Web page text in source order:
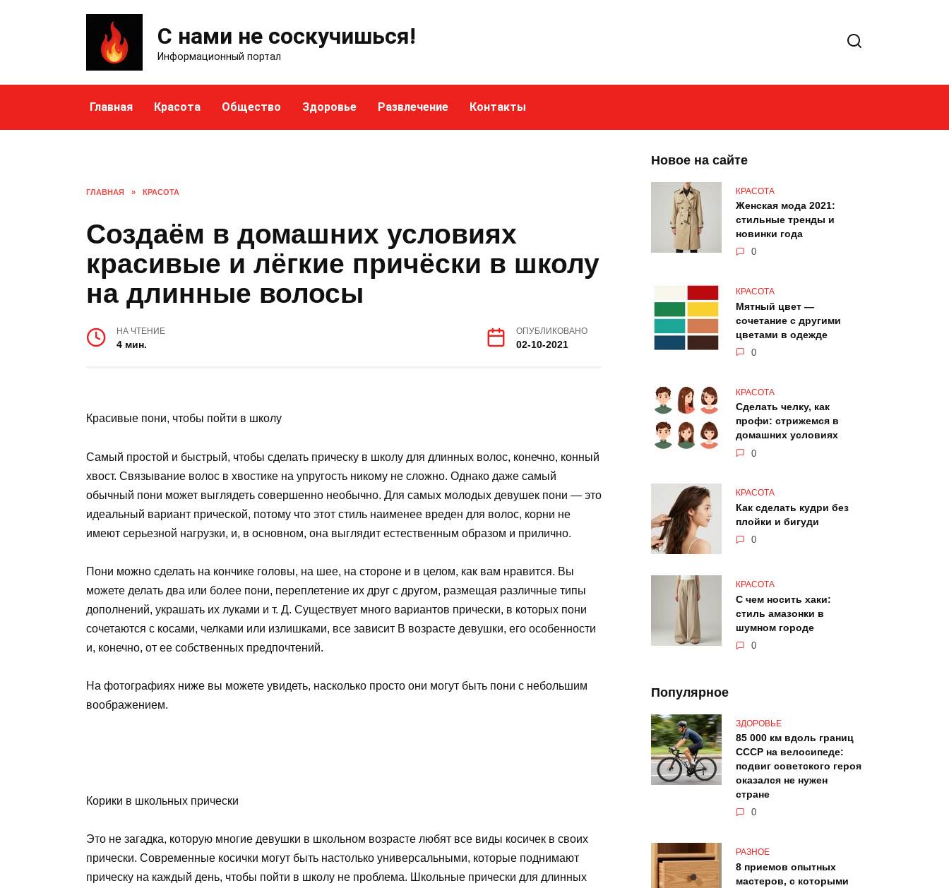
С нами не соскучишься!
Информационный портал
Главная Красота Общество Здоровье Развлечение Контакты
ГЛАВНАЯ » КРАСОТА
Создаём в домашних условиях
красивые и лёгкие причёски в школу
на длинные волосы
НА ЧТЕНИЕ
4 мин.
ОПУБЛИКОВАНО
02-10-2021
Красивые пони, чтобы пойти в школу
Самый простой и быстрый, чтобы сделать прическу в школу для длинных волос, конечно, конный
хвост. Связывание волос в хвостике на упругость никому не сложно. Однако даже самый
обычный пони может выглядеть совершенно необычно. Для самых молодых девушек пони — это
идеальный вариант прической, потому что этот стиль наименее вреден для волос, корни не
имеют серьезной нагрузки, и, в основном, она выглядит естественным образом и прилично.
Пони можно сделать на кончике головы, на шее, на стороне и в целом, как вам нравится. Вы
можете делать два или более пони, переплетение их друг с другом, размещая различные типы
дополнений, украшать их луками и т. Д. Существует много вариантов прически, в которых пони
сочетаются с косами, челками или излишками, все зависит В возрасте девушки, его особенности
и, конечно, от ее собственных предпочтений.
На фотографиях ниже вы можете увидеть, насколько просто они могут быть пони с небольшим
воображением.
Корики в школьных прически
Это не загадка, которую многие девушки в школьном возрасте любят все виды косичек в своих
прически. Современные косички могут быть настолько универсальными, которые поднимают
прическу на каждый день, чтобы пойти в школу не проблема. Школьные прически для длинных
Новое на сайте
КРАСОТА
Женская мода 2021:
стильные тренды и
новинки года
0
КРАСОТА
Мятный цвет —
сочетание с другими
цветами в одежде
0
КРАСОТА
Сделать челку, как
профи: стрижемся в
домашних условиях
0
КРАСОТА
Как сделать кудри без
плойки и бигуди
0
КРАСОТА
С чем носить хаки:
стиль амазонки в
шумном городе
0
Популярное
ЗДОРОВЬЕ
85 000 км вдоль границ
СССР на велосипеде:
подвиг советского героя
оказался не нужен
стране
0
РАЗНОЕ
8 приемов опытных
мастеров, с которыми